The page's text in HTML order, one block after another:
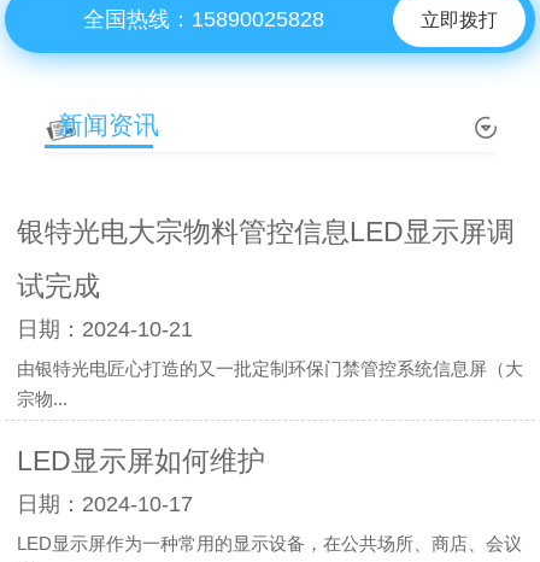
全国热线：15890025828 立即拨打
新闻资讯
银特光电大宗物料管控信息LED显示屏调
试完成
日期：2024-10-21
由银特光电匠心打造的又一批定制环保门禁管控系统信息屏（大
宗物...
LED显示屏如何维护
日期：2024-10-17
LED显示屏作为一种常用的显示设备，在公共场所、商店、会议